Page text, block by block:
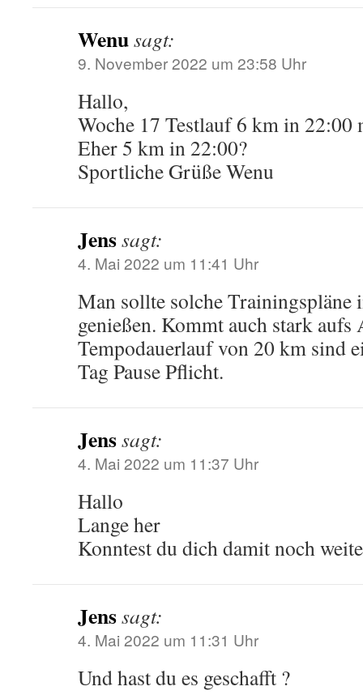
Wenusagt:
9. November 2022 um 23:58 Uhr
Hallo,
Woche 17 Testlauf 6 km in 22:00
Eher 5 km in 22:00?
Sportliche Grüße Wenu
Jenssagt:
4. Mai 2022 um 11:41 Uhr
Man sollte solche
genießen. Kommt auch stark aufs
Tempodauerlauf von 20 km sind
Tag Pause Pflicht.
Jenssagt:
4. Mai 2022 um 11:37 Uhr
Hallo
Lange her
Konntest du dich damit noch
Jenssagt:
4. Mai 2022 um 11:31 Uhr
Und hast du es geschafft ?